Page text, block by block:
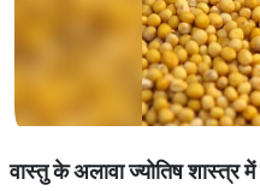
वास्तुकेअलावाज्योतिषशास्त्रमें